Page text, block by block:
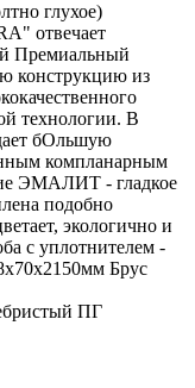
глухое)
отвечает
Премиальный
конструкцию из
технологии. В
бОльшую
компланарным
ЭМАЛИТ - гладкое
подобно
экологично и
с уплотнителем -
Брус
ПГ